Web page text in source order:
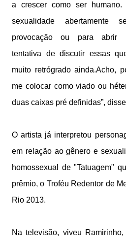
a crescer como ser
sexualidade
provocação ou para abrir
tentativa de discutir essas
muito retrógrado ainda.Acho,
me colocar como viado ou
duas caixas pré definidas”,
O artista já interpretou
em relação ao gênero e
homossexual de "Tatuagem"
prêmio, o Troféu Redentor de
Rio 2013.
Na televisão, viveu